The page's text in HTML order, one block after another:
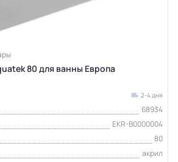
80 для ванны Европа
2-4 дня
68934
EKR-B0000004
80
акрил